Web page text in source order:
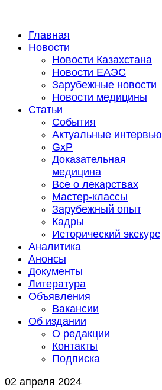
Главная
Новости
Новости Казахстана
Новости ЕАЭС
Зарубежные новости
Новости медицины
Статьи
События
Актуальные интервью
GxP
Доказательная
медицина
Все о лекарствах
Мастер-классы
Зарубежный опыт
Кадры
Исторический экскурс
Аналитика
Анонсы
Документы
Литература
Объявления
Вакансии
Об издании
О редакции
Контакты
Подписка
02 апреля 2024